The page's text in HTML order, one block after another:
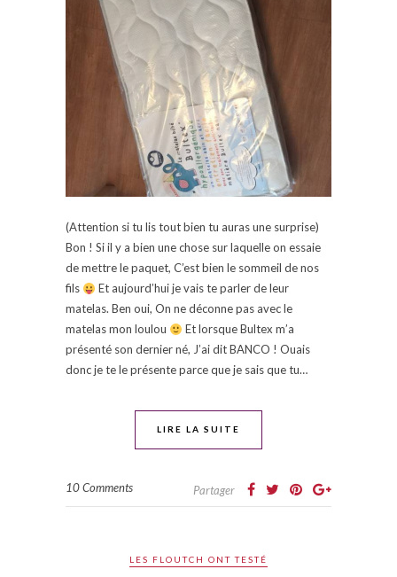
(Attention si tu lis tout bien tu auras une surprise)
Bon ! Si il y a bien une chose sur laquelle on essaie
de mettre le paquet, C’est bien le sommeil de nos
fils
Et aujourd’hui je vais te parler de leur
matelas. Ben oui, On ne déconne pas avec le
matelas mon loulou
Et lorsque Bultex m’a
présenté son dernier né, J’ai dit BANCO ! Ouais
donc je te le présente parce que je sais que tu…
LIRE LA SUITE
10 Comments Partager
LES FLOUTCH ONT TESTÉ